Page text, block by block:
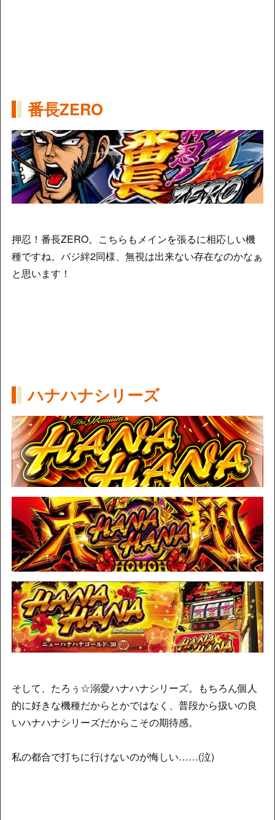
番長ZERO
押忍！番長ZERO。こちらもメインを張るに相応しい機
種ですね。バジ絆2同様、無視は出来ない存在なのかなぁ
と思います！
ハナハナシリーズ
そして、たろぅ☆溺愛ハナハナシリーズ。もちろん個人
的に好きな機種だからとかではなく、普段から扱いの良
いハナハナシリーズだからこその期待感。
私の都合で打ちに行けないのが悔しい……(泣)